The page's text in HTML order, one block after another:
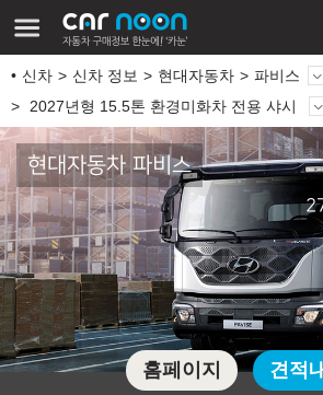
신차 신차 정보 현대자동차
파비스
2027년형 15.5톤 환경미화차 전용 샤시
현대자동차 파비스
홈페이지 견적